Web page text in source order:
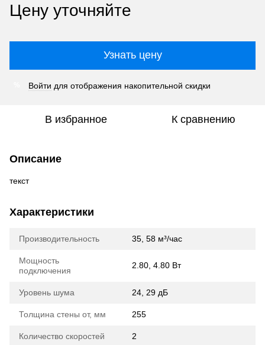
Цену уточняйте
Узнать цену
Войти для отображения накопительной скидки
В избранное К сравнению
Описание
текст
Характеристики
Производительность 35, 58 м³/час
Мощность
подключения
2.80, 4.80 Вт
Уровень шума 24, 29 дБ
Толщина стены от, мм 255
Количество скоростей 2